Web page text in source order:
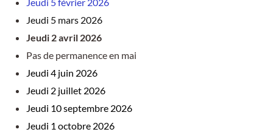
Jeudi 5 mars 2026
Jeudi 2 avril 2026
Pas de permanence en mai
Jeudi 4 juin 2026
Jeudi 2 juillet 2026
Jeudi 10 septembre 2026
Jeudi 1 octobre 2026